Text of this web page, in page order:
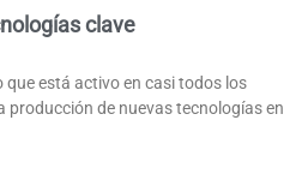
clave
está activo en casi todos los
producción de nuevas tecnologías en